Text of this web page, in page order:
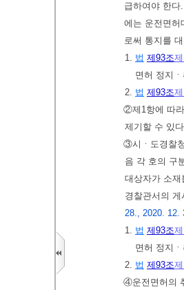
급하여야 한
에는 운전면허
로써 통지를
1. 법 제93조
면허 정지
2. 법 제93조
②제1항에 따
제기할 수 있
③시ㆍ도경찰
음 각 호의 구
대상자가 소
경찰관서의
28., 2020. 12.
1. 법 제93조
면허 정지
2. 법 제93조
④운전면허의